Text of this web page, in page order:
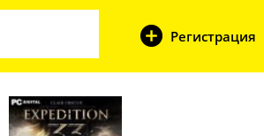
Регистрация